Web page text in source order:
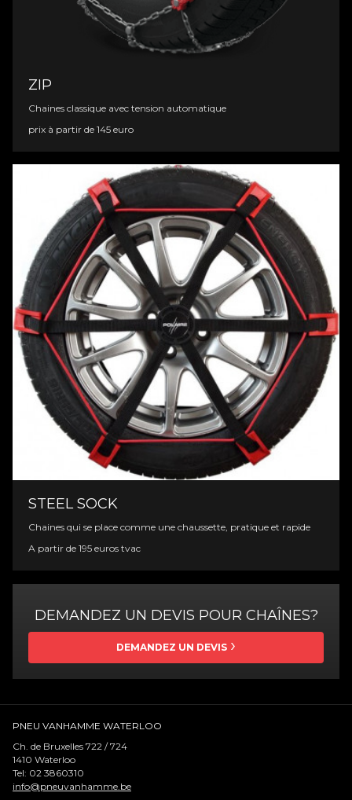
ZIP
Chaines classique avec tension automatique
prix à partir de 145 euro
STEEL SOCK
Chaines qui se place comme une chaussette, pratique et rapide
A partir de 195 euros tvac
DEMANDEZ UN DEVIS POUR CHAÎNES?
DEMANDEZ UN DEVIS
PNEU VANHAMME WATERLOO
Ch. de Bruxelles 722 / 724
1410 Waterloo
Tel: 02 3860310
info@pneuvanhamme.be